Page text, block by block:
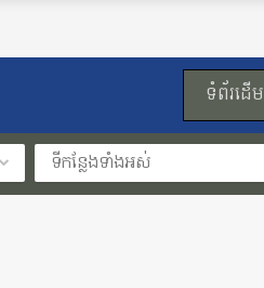
ទំព័រដើម
ទីកន្លែងទាំងអស់